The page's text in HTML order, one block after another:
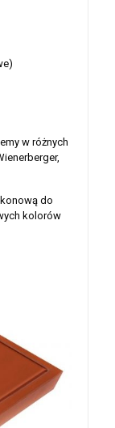
w różnych
do
kolorów